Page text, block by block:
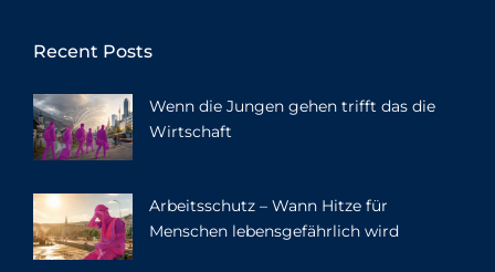
Recent Posts
Wenn die Jungen gehen trifft das die
Wirtschaft
Arbeitsschutz – Wann Hitze für
Menschen lebensgefährlich wird